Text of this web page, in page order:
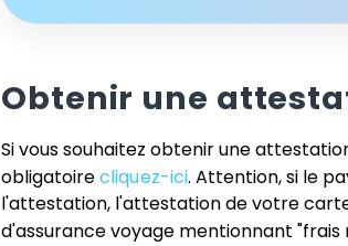
Obtenir une
Si vous souhaitez obtenir une
obligatoirecliquez-ici. Attention, si le
l'attestation, l'attestation de votre
d'assurance voyage mentionnant "frais